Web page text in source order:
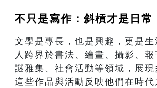
不只是寫作：斜槓才是日常
文學是專長，也是興趣，更是生
人跨界於書法、繪畫、攝影、
謎雅集、社會活動等領域，展現
這些作品與活動反映他們在時